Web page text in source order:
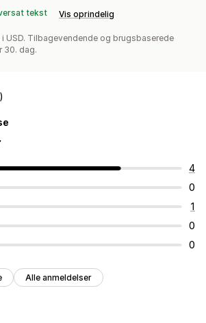
tekst Vis oprindelig
USD. Tilbagevendende og brugsbaserede
30. dag.
4
0
1
0
0
Alle anmeldelser